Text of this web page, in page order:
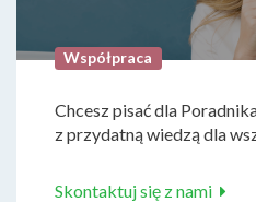
Współpraca
Chcesz pisać dla
z przydatną wiedzą dla
Skontaktuj się z nami